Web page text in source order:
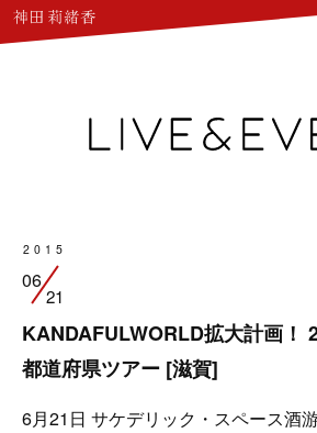
2015
06
21
KANDAFULWORLD拡大計画！
都道府県ツアー [滋賀]
6月21日 サケデリック・スペース酒